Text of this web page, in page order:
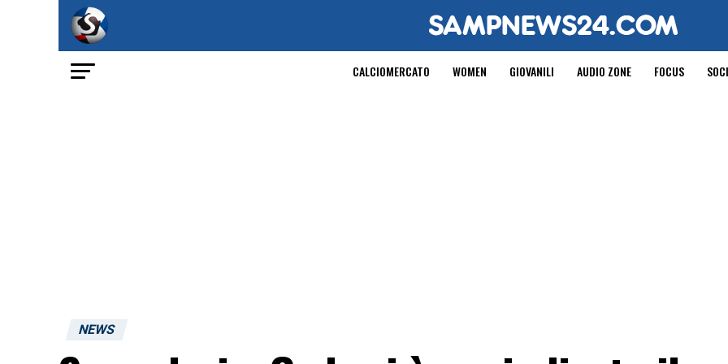
CALCIOMERCATO WOMEN GIOVANILI AUDIO ZONE FOCUS
NEWS